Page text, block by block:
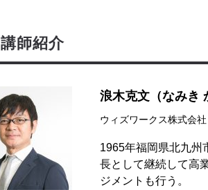
講師紹介
浪木克文（なみき
ウィズワークス株式会
1965年福岡県北九州
長として継続して高
ジメントも行う。